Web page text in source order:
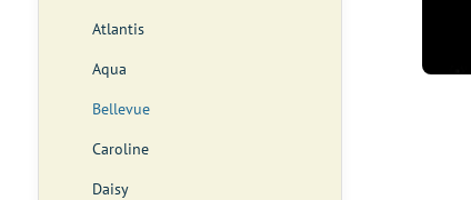
Atlantis
Aqua
Bellevue
Caroline
Daisy